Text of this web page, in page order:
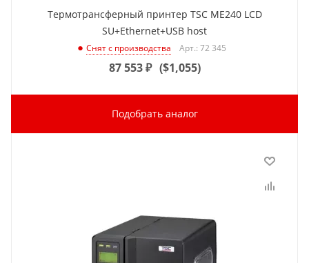
Термотрансферный принтер TSC ME240 LCD
SU+Ethernet+USB host
Снят с производства Арт.: 72 345
87 553₽ ($1,055)
Подобрать аналог